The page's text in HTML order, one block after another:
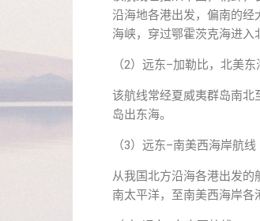
沿海地各港出发，偏南的经
海峡，穿过鄂霍茨克海进入
（2）远东–加勒比，北美
该航线常经夏威夷群岛南北
岛出东海。
（3）远东–南美西海岸航线
从我国北方沿海各港出发
南太平洋，至南美西海岸各